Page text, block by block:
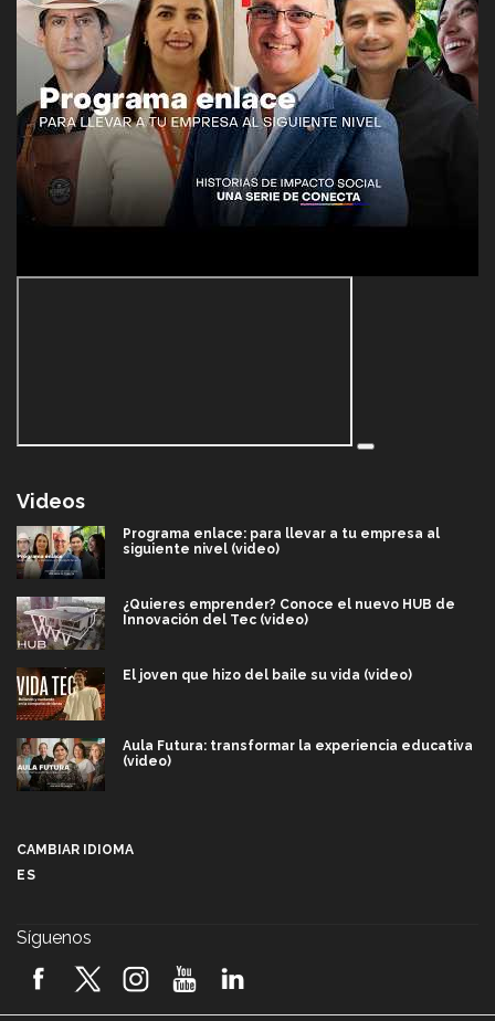
Videos
Programa enlace: para llevar a tu empresa al
siguiente nivel (video)
¿Quieres emprender? Conoce el nuevo HUB de
Innovación del Tec (video)
El joven que hizo del baile su vida (video)
Aula Futura: transformar la experiencia educativa
(video)
2026! (video)
CAMBIAR IDIOMA
ES
Síguenos